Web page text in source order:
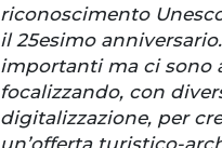
riconoscimento
il 25esimo
importanti ma ci sono
focalizzando, con
digitalizzazione, per
un’offerta turistico-